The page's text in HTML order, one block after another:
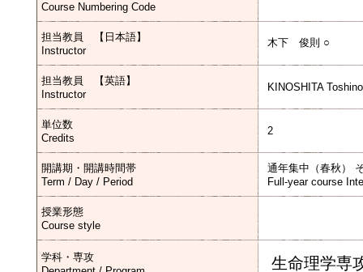
Course Numbering Code
担当教員 【日本語】
Instructor
木下 俊則 ○
担当教員 【英語】
Instructor
KINOSHITA
単位数
Credits
2
開講期・開講時間帯
Term / Day / Period
通年集中（春秋）
Full-year course
授業形態
Course style
学科・専攻
生命理学専